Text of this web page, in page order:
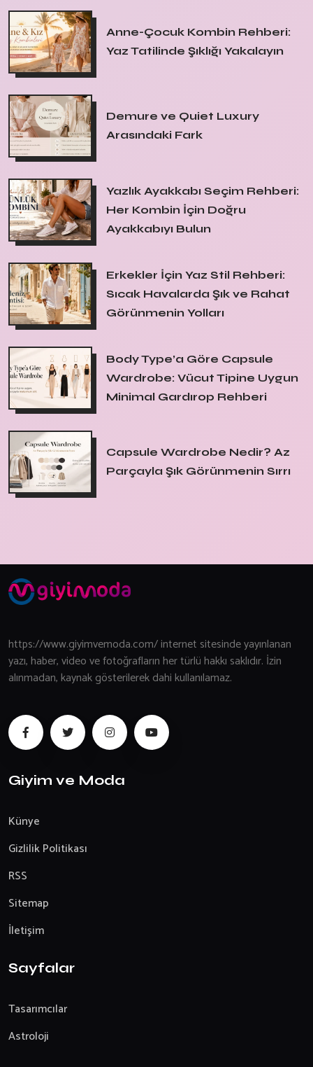
Anne-Çocuk Kombin Rehberi:
Yaz Tatilinde Şıklığı Yakalayın
Demure ve Quiet Luxury
Arasındaki Fark
Yazlık Ayakkabı Seçim Rehberi:
Her Kombin İçin Doğru
Ayakkabıyı Bulun
Erkekler İçin Yaz Stil Rehberi:
Sıcak Havalarda Şık ve Rahat
Görünmenin Yolları
Body Type’a Göre Capsule
Wardrobe: Vücut Tipine Uygun
Minimal Gardırop Rehberi
Capsule Wardrobe Nedir? Az
Parçayla Şık Görünmenin Sırrı
https://www.giyimvemoda.com/ internet sitesinde yayınlanan
yazı, haber, video ve fotoğrafların her türlü hakkı saklıdır. İzin
alınmadan, kaynak gösterilerek dahi kullanılamaz.
Giyim ve Moda
Künye
Gizlilik Politikası
RSS
Sitemap
İletişim
Sayfalar
Tasarımcılar
Astroloji